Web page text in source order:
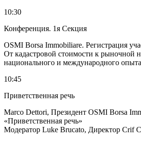
10:30
Конференция. 1я Секция
OSMI Borsa Immobiliare. Регистрация
От кадастровой стоимости к рыночной
национального и международного опыта
10:45
Приветственная речь
Marco Dettori, Президент OSMI Borsa
«Приветственная речь»
Модератор Luke Brucato, Директор Crif